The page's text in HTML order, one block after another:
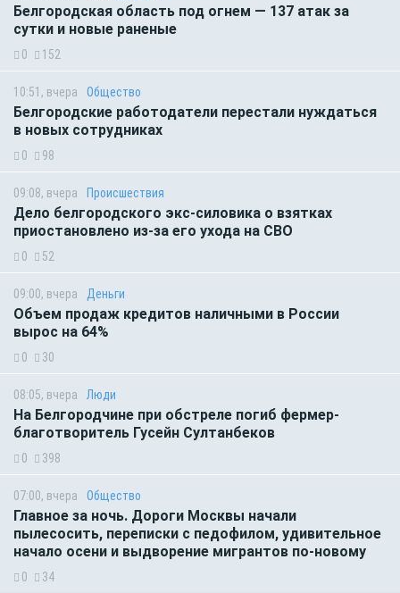
Белгородская область под огнем — 137 атак за
сутки и новые раненые
0 152
10:51, вчера Общество
Белгородские работодатели перестали нуждаться
в новых сотрудниках
0 98
09:08, вчера Происшествия
Дело белгородского экс-силовика о взятках
приостановлено из-за его ухода на СВО
0 52
09:00, вчера Деньги
Объем продаж кредитов наличными в России
вырос на 64%
0 30
08:05, вчера Люди
На Белгородчине при обстреле погиб фермер-
благотворитель Гусейн Султанбеков
0 398
07:00, вчера Общество
Главное за ночь. Дороги Москвы начали
пылесосить, переписки с педофилом, удивительное
начало осени и выдворение мигрантов по-новому
0 34